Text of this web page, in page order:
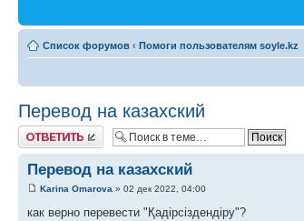
Список форумов ‹ Помоги пользователям soyle.kz
Перевод на казахский
Ответить
Перевод на казахский
Karina Omarova » 02 дек 2022, 04:00
как верно перевести "Қадірсіздендіру"?